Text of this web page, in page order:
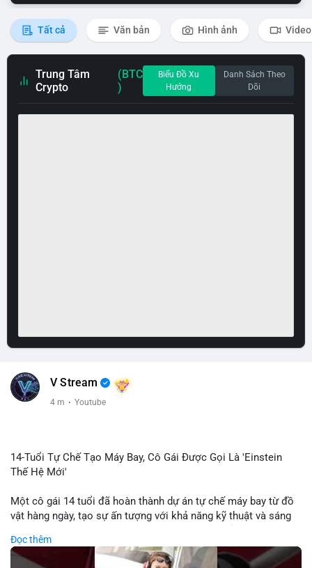
Tất cả Văn bản Hình ảnh Video
Trung Tâm
Crypto
(BTC
)
Biểu Đồ Xu
Hướng
Danh Sách Theo
Dõi
V Stream
4 m · Youtube
14-Tuổi Tự Chế Tạo Máy Bay, Cô Gái Được Gọi Là 'Einstein
Thế Hệ Mới'
Một cô gái 14 tuổi đã hoàn thành dự án tự chế máy bay từ đồ
vật hàng ngày, tạo sự ấn tượng với khả năng kỹ thuật và sáng
trình cô girl thiết kế, sản xuất và thử nghiệm máy bay, được
nhiều người so sánh với trí tuệ của Einstein. Thành tựu này
Đọc thêm